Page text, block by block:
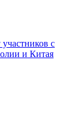
с
и Китая